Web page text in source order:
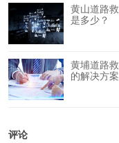
黄山道路
是多少？
黄埔道路
的解决方案
评论